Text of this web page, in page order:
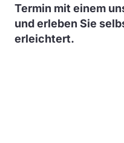
Termin mit einem
und erleben Sie
erleichtert.